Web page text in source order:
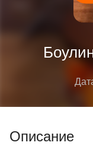
Описание